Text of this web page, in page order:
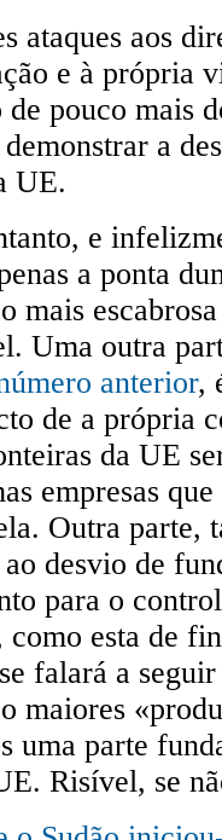
ataques aos
e à própria
de pouco mais
a
UE.
e
a ponta
mais
Uma outra
anterior,
de a própria
da UE
empresas
Outra parte,
desvio de
para o
esta de
falará a
maiores
uma parte
Risível, se